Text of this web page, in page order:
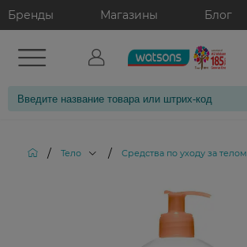
Бренды Магазины Блог
/ Тело / Средства по уходу за телом